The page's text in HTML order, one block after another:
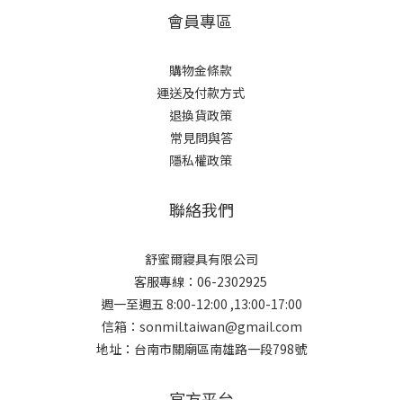
會員專區
購物金條款
運送及付款方式
退換貨政策
常見問與答
隱私權政策
聯絡我們
舒蜜爾寢具有限公司
客服專線：06-2302925
週一至週五 8:00-12:00 ,13:00-17:00
信箱：sonmil.taiwan@gmail.com
地址：台南市關廟區南雄路一段798號